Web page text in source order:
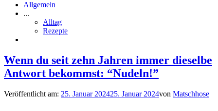
Allgemein
...
Alltag
Rezepte
Wenn du seit zehn Jahren immer dieselbe
Antwort bekommst: “Nudeln!”
Veröffentlicht am: 25. Januar 202425. Januar 2024von Matschhose